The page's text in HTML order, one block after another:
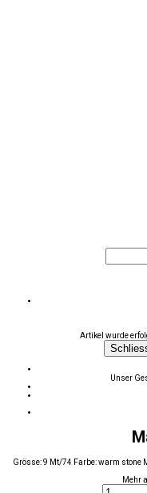
Artikel wurde
Unser
Grösse: 9 Mt/74 Farbe: warm stone
Mehr